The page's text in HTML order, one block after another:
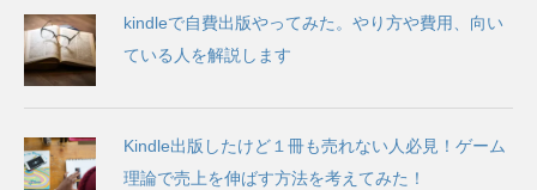
kindleで自費出版やってみた。やり方や費用、向い
ている人を解説します
Kindle出版したけど１冊も売れない人必見！ゲーム
理論で売上を伸ばす方法を考えてみた！